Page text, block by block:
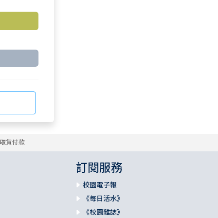
貨付款
訂閱服務
校園電子報
《每日活水》
《校園雜誌》